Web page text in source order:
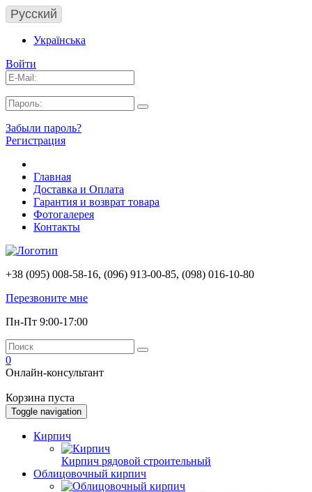
Русский
Українська
Войти
Забыли пароль?
Регистрация
Главная
Доставка и Оплата
Гарантия и возврат товара
Фотогалерея
Контакты
+38 (095) 008-58-16, (096) 913-00-85, (098) 016-10-80
Перезвоните мне
Пн-Пт 9:00-17:00
0
Онлайн-консультант
Корзина пуста
Toggle navigation
Кирпич
Кирпич рядовой строительный
Облицовочный кирпич